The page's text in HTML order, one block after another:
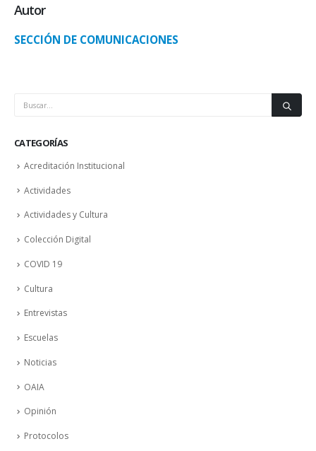
Autor
SECCIÓN DE COMUNICACIONES
CATEGORÍAS
Acreditación Institucional
Actividades
Actividades y Cultura
Colección Digital
COVID 19
Cultura
Entrevistas
Escuelas
Noticias
OAIA
Opinión
Protocolos